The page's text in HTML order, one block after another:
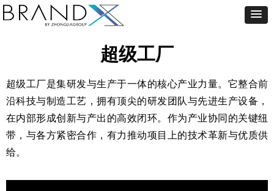
超级工厂
超级工厂是集研发与生产于一体的核心产业力量。它整合前
沿科技与制造工艺，拥有顶尖的研发团队与先进生产设备，
在内部形成创新与产出的高效闭环。作为产业协同的关键纽
带，与各方紧密合作，有力推动项目上的技术革新与优质供
给。